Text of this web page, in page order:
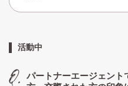
活動中
パートナーエージェント